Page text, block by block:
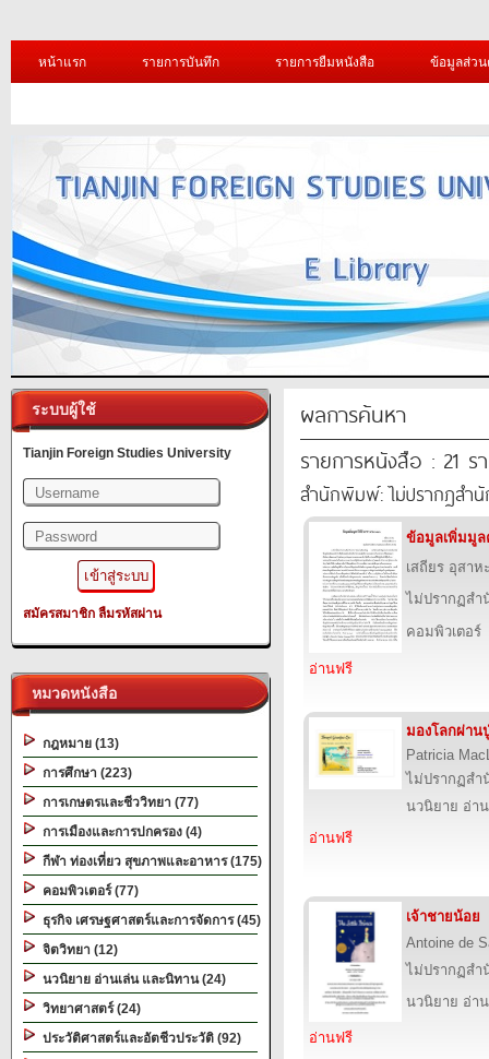
หน้าแรก รายการบันทึก รายการยืมหนังสือ ข้อมูลส่ว
ระบบผู้ใช้
Tianjin Foreign Studies University
สมัครสมาชิก ลืมรหัสผ่าน
หมวดหนังสือ
กฎหมาย (13)
การศึกษา (223)
การเกษตรและชีววิทยา (77)
การเมืองและการปกครอง (4)
กีฬา ท่องเที่ยว สุขภาพและอาหาร (175)
คอมพิวเตอร์ (77)
ธุรกิจ เศรษฐศาสตร์และการจัดการ (45)
จิตวิทยา (12)
นวนิยาย อ่านเล่น และนิทาน (24)
วิทยาศาสตร์ (24)
ประวัติศาสตร์และอัตชีวประวัติ (92)
ผลการค้นหา
รายการหนังสือ : 21 ร
สำนักพิมพ์: ไม่ปรากฏสำ
ข้อมูลเพิ่มมูล
เสถียร อุสาห
ไม่ปรากฏส
คอมพิวเตอร์
อ่านฟรี
มองโลกผ่าน
Patricia
ไม่ปรากฏส
นวนิยาย อ่า
อ่านฟรี
เจ้าชายน้อย
Antoine de
ไม่ปรากฏส
นวนิยาย อ่า
อ่านฟรี